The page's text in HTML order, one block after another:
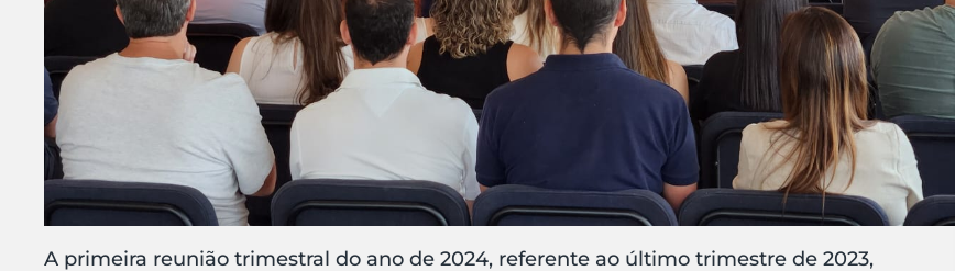
A primeira reunião trimestral do ano de 2024, referente ao último trimestre de 2023,